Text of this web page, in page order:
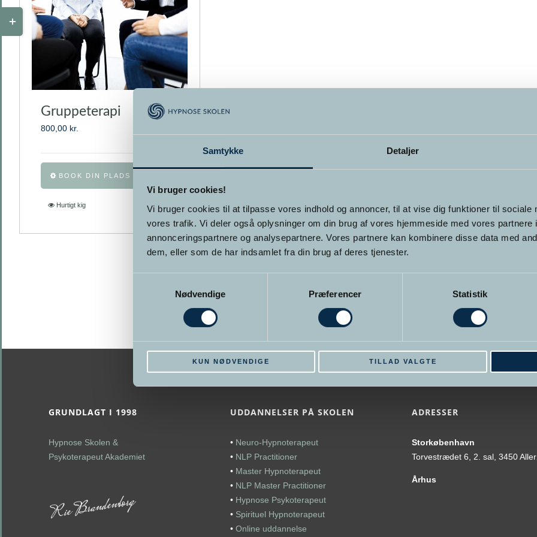
Samtykke Detaljer
Vi bruger cookies!
Vi bruger cookies til at tilpasse vores indhold og annoncer, til at vise dig funktioner til sociale
vores trafik. Vi deler også oplysninger om din brug af vores hjemmeside med vores partnere
annonceringspartnere og analysepartnere. Vores partnere kan kombinere disse data med
dem, eller som de har indsamlet fra din brug af deres tjenester.
Nødvendige
Præferencer Statistik
KUN NØDVENDIGE TILLAD VALGTE
Gruppeterapi
800,00 kr.
BOOK DIN PLADS NU
Dette
flere
varianter.
Mulighederne
kan
varesiden
Hurtigt kig
GRUNDLAGT I 1998
Hypnose Skolen &
Psykoterapeut Akademiet
UDDANNELSER PÅ SKOLEN
• Neuro-Hypnoterapeut
• NLP Practitioner
• Master Hypnoterapeut
• NLP Master Practitioner
• Hypnose Psykoterapeut
• Spirituel Hypnoterapeut
•Online uddannelse
ADRESSER
Storkøbenhavn
Torvestrædet 6, 2. sal, 3450
Århus